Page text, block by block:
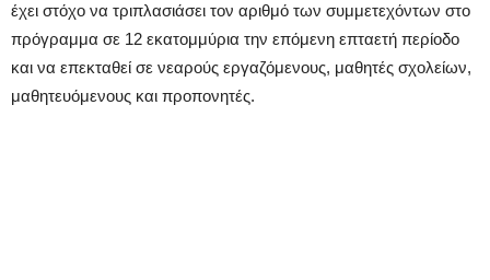
έχει στόχο να τριπλασιάσει τον αριθμό των συμμετεχόντων στο
πρόγραμμα σε 12 εκατομμύρια την επόμενη επταετή περίοδο
και να επεκταθεί σε νεαρούς εργαζόμενους, μαθητές σχολείων,
μαθητευόμενους και προπονητές.